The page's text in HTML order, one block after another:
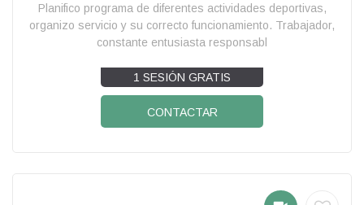
Planifico programa de diferentes actividades deportivas,
organizo servicio y su correcto funcionamiento. Trabajador,
constante entusiasta responsabl
1 SESIÓN GRATIS
CONTACTAR